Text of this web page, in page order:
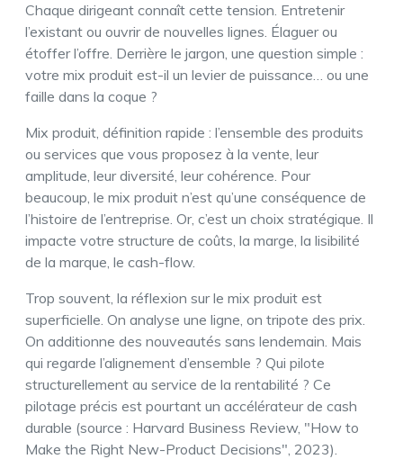
Chaque dirigeant connaît cette tension. Entretenir
l’existant ou ouvrir de nouvelles lignes. Élaguer ou
étoffer l’offre. Derrière le jargon, une question simple :
votre mix produit est-il un levier de puissance… ou une
faille dans la coque ?
Mix produit, définition rapide : l’ensemble des produits
ou services que vous proposez à la vente, leur
amplitude, leur diversité, leur cohérence. Pour
beaucoup, le mix produit n’est qu’une conséquence de
l’histoire de l’entreprise. Or, c’est un choix stratégique. Il
impacte votre structure de coûts, la marge, la lisibilité
de la marque, le cash-flow.
Trop souvent, la réflexion sur le mix produit est
superficielle. On analyse une ligne, on tripote des prix.
On additionne des nouveautés sans lendemain. Mais
qui regarde l’alignement d’ensemble ? Qui pilote
structurellement au service de la rentabilité ? Ce
pilotage précis est pourtant un accélérateur de cash
durable (source : Harvard Business Review, "How to
Make the Right New-Product Decisions", 2023).